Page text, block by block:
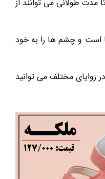
مدت طولانی می توانند از
است و چشم ها را به خود
زوایای مختلف می توانید